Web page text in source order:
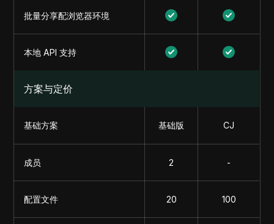
批量分享配浏览器环境
本地 API 支持
方案与定价
基础方案 基础版 CJ
成员 2 -
配置文件 20 100